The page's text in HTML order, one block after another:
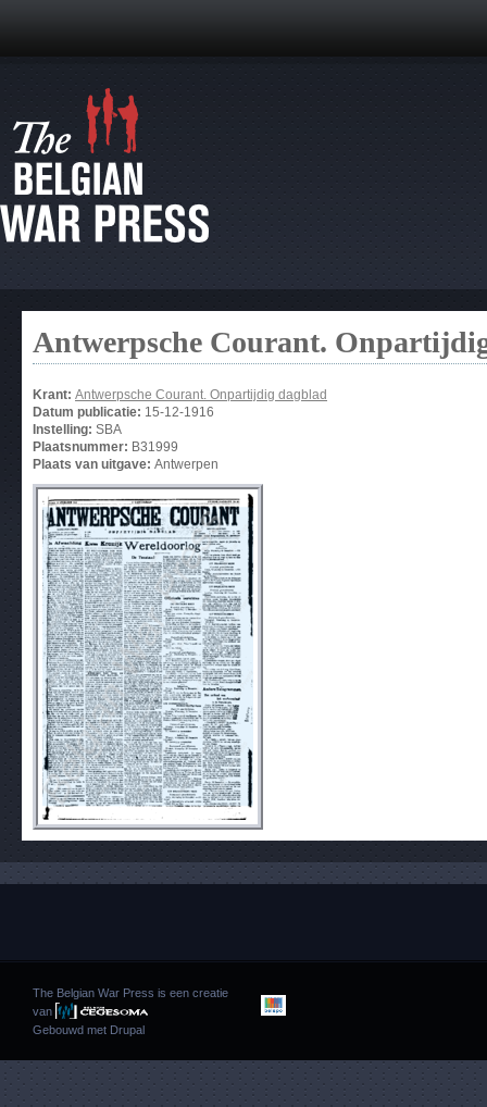
Antwerpsche Courant.
Krant: Antwerpsche Courant. Onpartijdig dagblad
Datum publicatie: 15-12-1916
Instelling: SBA
Plaatsnummer: B31999
Plaats van uitgave: Antwerpen
The Belgian War Press is een creatie
van
Gebouwd met Drupal